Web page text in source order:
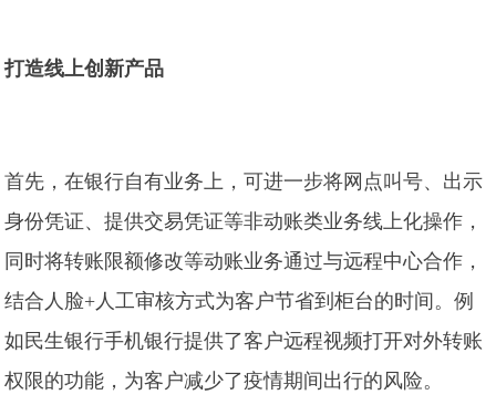
打造线上创新产品
首先，在银行自有业务上，可进一步将网点叫号、出示
身份凭证、提供交易凭证等非动账类业务线上化操作，
同时将转账限额修改等动账业务通过与远程中心合作，
结合人脸+人工审核方式为客户节省到柜台的时间。例
如民生银行手机银行提供了客户远程视频打开对外转账
权限的功能，为客户减少了疫情期间出行的风险。